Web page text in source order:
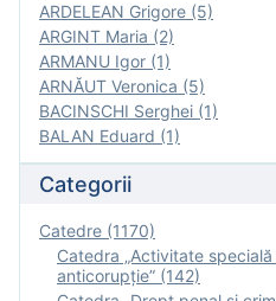
ARDELEAN Grigore (5)
ARGINT Maria (2)
ARMANU Igor (1)
ARNĂUT Veronica (5)
BACINSCHI Serghei (1)
BALAN Eduard (1)
Categorii
Catedre (1170)
Catedra „Activitate
anticorupție” (142)